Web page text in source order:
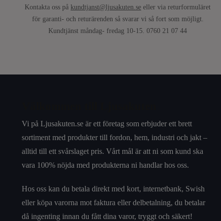
Kontakta oss på kundtjanst@ljusakuten.se eller via returformuläret
för garanti- och returärenden så svarar vi så fort som möjligt.
Kundtjänst måndag- fredag 10-15. 0760 21 07 44
Vi på Ljusakuten.se är ett företag som erbjuder ett brett
sortiment med produkter till fordon, hem, industri och jakt –
alltid till ett svårslaget pris. Vårt mål är att ni som kund ska
vara 100% nöjda med produkterna ni handlar hos oss.
Hos oss kan du betala direkt med kort, internetbank, Swish
eller köpa varorna mot faktura eller delbetalning, du betalar
då ingenting innan du fått dina varor, tryggt och säkert!